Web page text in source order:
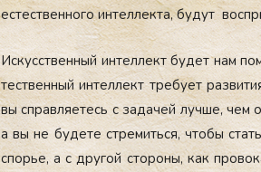
ес­тес­твен­но­го ин­теллек­та, бу­дут
Ис­кусс­твен­ный ин­теллект бу­дет нам
тес­твен­ный ин­теллект тре­бу­ет
вы справ­ля­етесь с за­дачей луч­ше, чем
а вы не бу­дете стре­мить­ся, что­бы
спорье, а с дру­гой сто­роны, как